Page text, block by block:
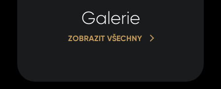
Galerie
ZOBRAZIT VŠECHNY